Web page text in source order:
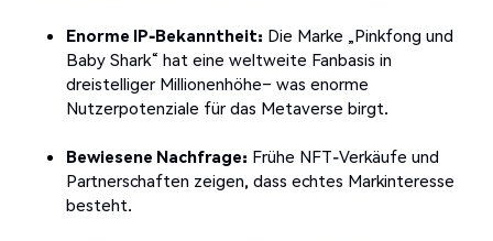
Enorme IP-Bekanntheit: Die Marke „Pinkfong und
Baby Shark“ hat eine weltweite Fanbasis in
dreistelliger Millionenhöhe– was enorme
Nutzerpotenziale für das Metaverse birgt.
Bewiesene Nachfrage: Frühe NFT-Verkäufe und
Partnerschaften zeigen, dass echtes Markinteresse
besteht.